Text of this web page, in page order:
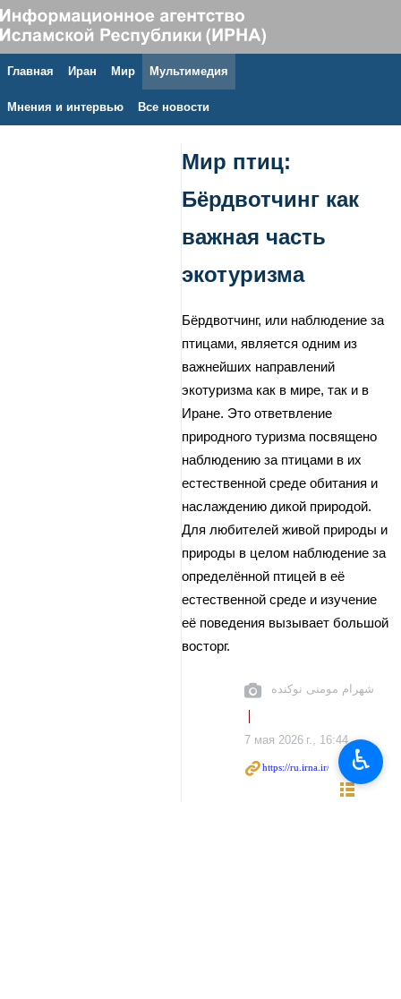
10 августа 2026 г.
Главная Иран Мир Мультимедия
Мнения и интервью Все новости
Мир птиц:
Бёрдвотчинг как
важная часть
экотуризма
Бёрдвотчинг, или наблюдение за
птицами, является одним из
важнейших направлений
экотуризма как в мире, так и в
Иране. Это ответвление
природного туризма посвящено
наблюдению за птицами в их
естественной среде обитания и
наслаждению дикой природой.
Для любителей живой природы и
природы в целом наблюдение за
определённой птицей в её
естественной среде и изучение
её поведения вызывает большой
восторг.
شهرام مومنی نوکنده
7 мая 2026 г., 16:44
♿︎